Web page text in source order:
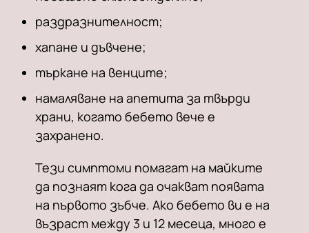
раздразнителност;
хапане и дъвчене;
търкане на венците;
намаляване на апетита за твърди
храни, когато бебето вече е
захранено.
Тези симптоми помагат на майките
да познаят кога да очакват появата
на първото зъбче. Ако бебето ви е на
възраст между 3 и 12 месеца, много е